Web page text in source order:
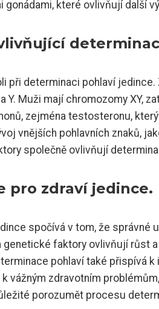
gonádami, které ovlivňují další
při determinaci pohlaví
Y. Muži mají chromozomy XY,
zejména testosteronu,
vnějších pohlavních znaků,
společně ovlivňují
pro zdraví jedince.
spočívá v tom, že správné
genetické faktory ovlivňují růst
pohlaví také přispívá
vážným zdravotním
porozumět procesu